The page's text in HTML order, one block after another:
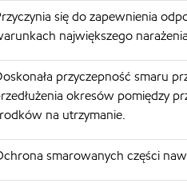
się do zapewnienia
największego
przyczepność smaru
okresów pomiędzy
na utrzymanie.
smarowanych części